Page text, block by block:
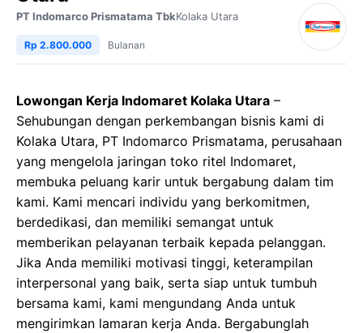
PT Indomarco Prismatama TbkKolaka Utara
Rp 2.800.000 Bulanan
Lowongan Kerja Indomaret Kolaka Utara –
Sehubungan dengan perkembangan bisnis kami di
Kolaka Utara, PT Indomarco Prismatama, perusahaan
yang mengelola jaringan toko ritel Indomaret,
membuka peluang karir untuk bergabung dalam tim
kami. Kami mencari individu yang berkomitmen,
berdedikasi, dan memiliki semangat untuk
memberikan pelayanan terbaik kepada pelanggan.
Jika Anda memiliki motivasi tinggi, keterampilan
interpersonal yang baik, serta siap untuk tumbuh
bersama kami, kami mengundang Anda untuk
mengirimkan lamaran kerja Anda. Bergabunglah